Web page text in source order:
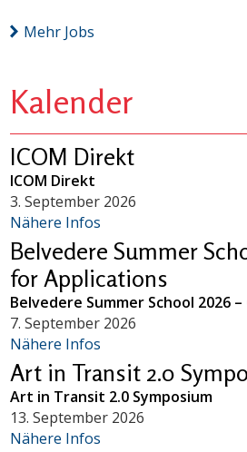
Mehr Jobs
Kalender
ICOM Direkt
ICOM Direkt
3. September 2026
Nähere Infos
Belvedere Summer
for Applications
Belvedere Summer School 2026
7. September 2026
Nähere Infos
Art in Transit 2.0
Art in Transit 2.0 Symposium
13. September 2026
Nähere Infos